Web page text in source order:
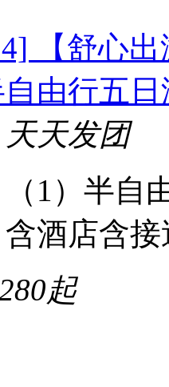
【舒心
由行五日
天天发团
1）半自
酒店含
起